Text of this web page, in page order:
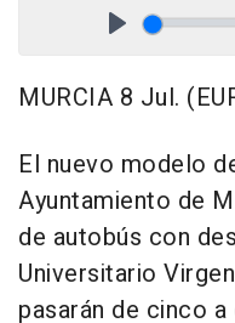
MURCIA 8 Jul.
El nuevo modelo
Ayuntamiento de
de autobús con
Universitario
pasarán de cinco